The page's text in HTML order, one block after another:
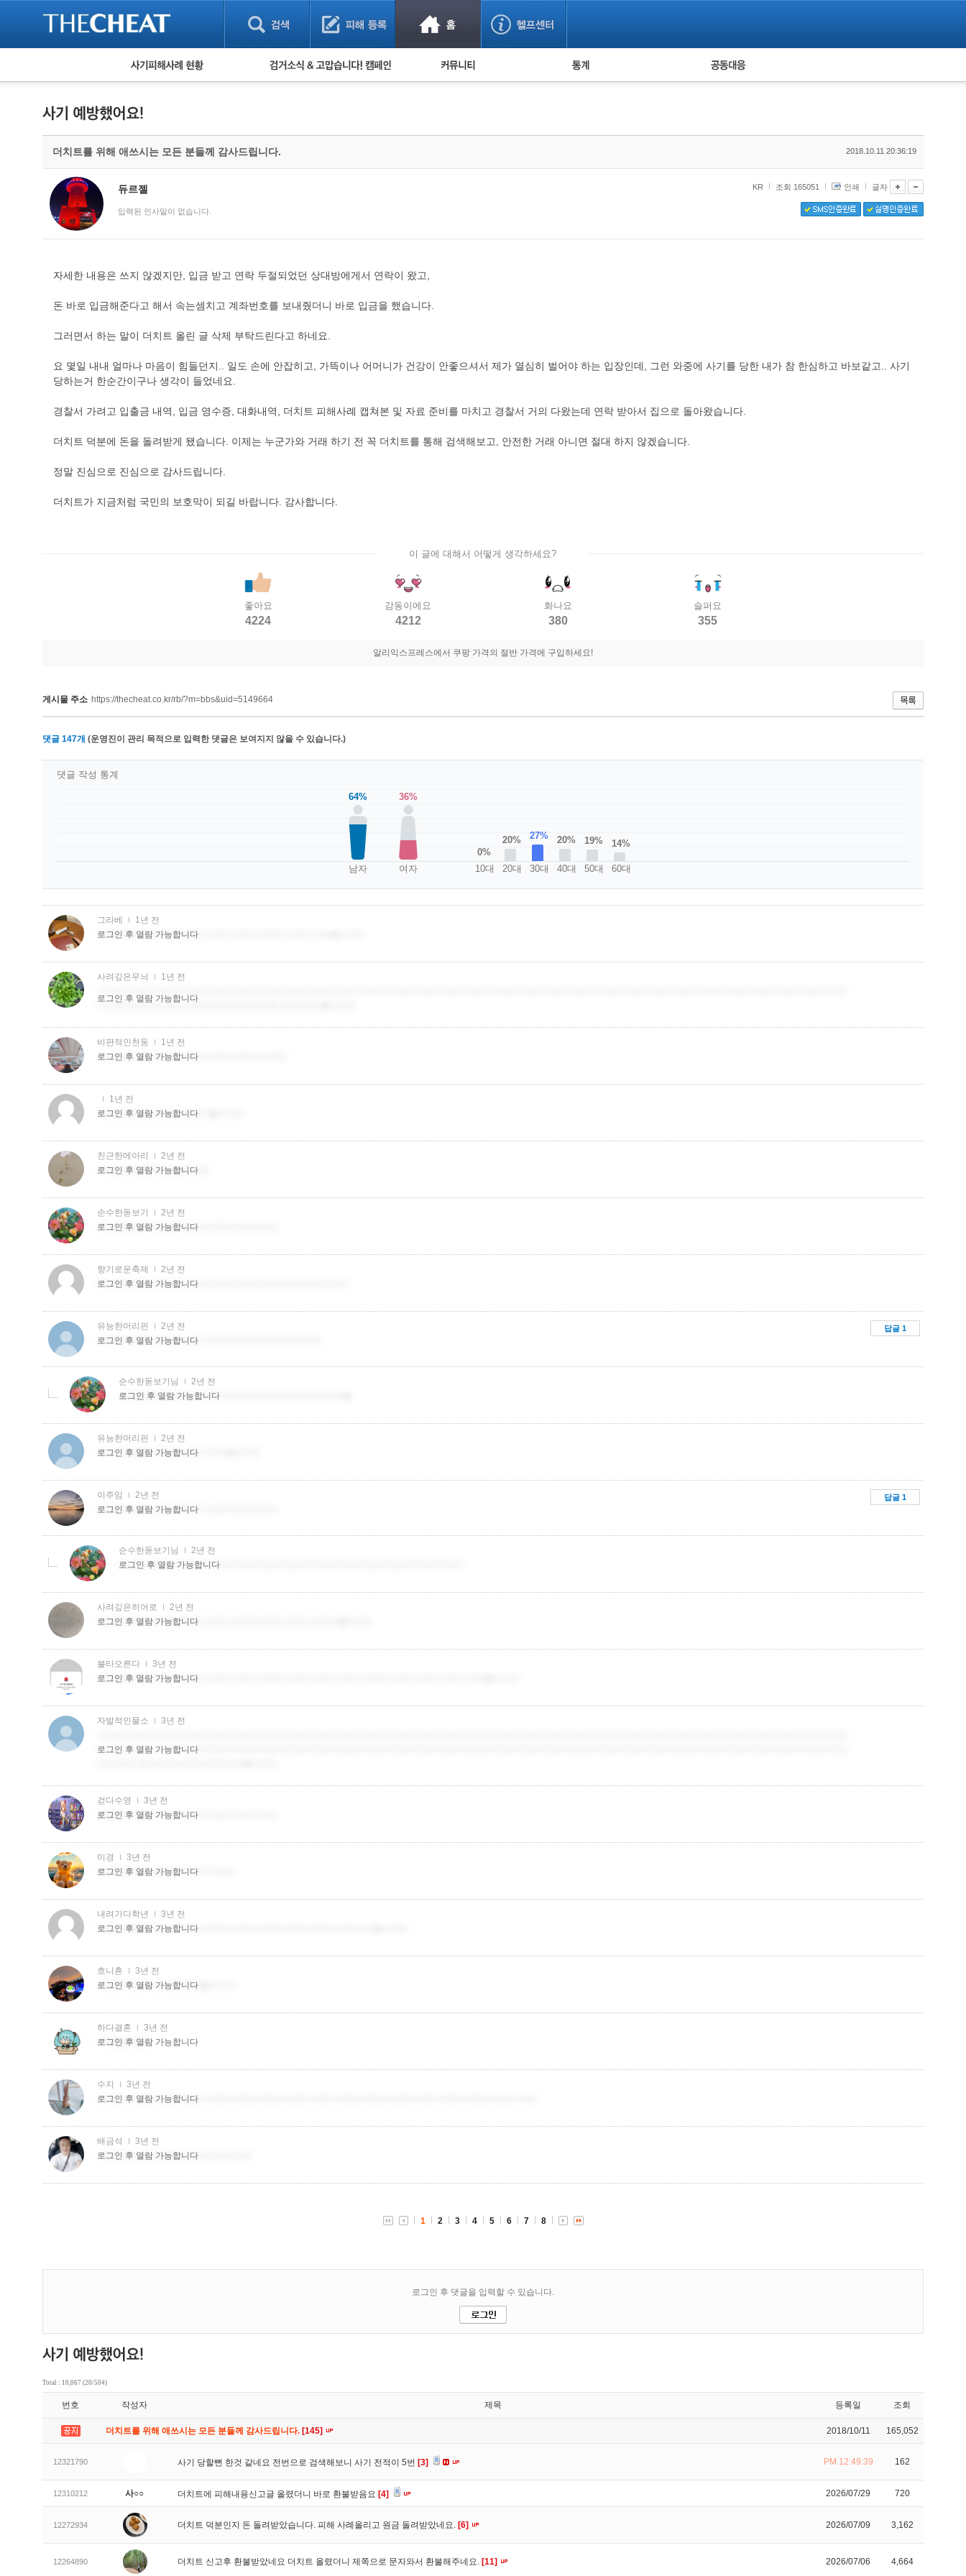
피해사례 현황
게임 · 비실물 피해사례
보이스피싱 피해사례
유해사이트 목록
비공개 피해사례
검거 소식 사기 예방했어요! 누적 피해사례 통계 피해자 공동대응
더치트를 위해 애쓰시는 모든 분들께 감사드립니다. 2018.10.11 20:36:19
듀르젤
입력된 인사말이 없습니다.
KR 조회 165051 인쇄 글자
자세한 내용은 쓰지 않겠지만, 입금 받고 연락 두절되었던 상대방에게서 연락이 왔고,
돈 바로 입금해준다고 해서 속는셈치고 계좌번호를 보내줬더니 바로 입금을 했습니다.
그러면서 하는 말이 더치트 올린 글 삭제 부탁드린다고 하네요.
요 몇일 내내 얼마나 마음이 힘들던지.. 일도 손에 안잡히고, 가뜩이나 어머니가 건강이 안좋으셔서 제가 열심히 벌어야 하는 입장인데, 그런 와중에 사기를 당한 내가 참 한심하고 바보같고.. 사기
당하는거 한순간이구나 생각이 들었네요.
경찰서 가려고 입출금 내역, 입금 영수증, 대화내역, 더치트 피해사례 캡쳐본 및 자료 준비를 마치고 경찰서 거의 다왔는데 연락 받아서 집으로 돌아왔습니다.
더치트 덕분에 돈을 돌려받게 됐습니다. 이제는 누군가와 거래 하기 전 꼭 더치트를 통해 검색해보고, 안전한 거래 아니면 절대 하지 않겠습니다.
정말 진심으로 진심으로 감사드립니다.
더치트가 지금처럼 국민의 보호막이 되길 바랍니다. 감사합니다.
이 글에 대해서 어떻게 생각하세요?
좋아요
4224
감동이에요
4212
화나요
380
슬퍼요
355
알리익스프레스에서 쿠팡 가격의 절반 가격에 구입하세요!
게시물 주소 https://thecheat.co.kr/rb/?m=bbs&uid=5149664
댓글 147개 (운영진이 관리 목적으로 입력한 댓글은 보여지지 않을 수 있습니다.)
64%
남자
36%
여자
0%
10대
20%
20대
27%
30대
20%
40대
19%
50대
14%
60대
댓글 작성 통계
Total : 10,067 (20/504)
번호 작성자 제목 등록일 조회
더치트를 위해 애쓰시는 모든 분들께 감사드립니다. [145] 2018/10/11 165,052
12321790 사기 당할뻔 한것 같네요 전번으로 검색해보니 사기 전적이 5번 [3] PM 12:49:39 162
12310212 사○○ 더치트에 피해내용신고글 올렸더니 바로 환불받음요 [4] 2026/07/29 720
12272934 더치트 덕분인지 돈 돌려받았습니다. 피해 사례올리고 원금 돌려받았네요. [6] 2026/07/09 3,162
12264890 더치트 신고후 환불받았네요 더치트 올렸더니 제쪽으로 문자와서 환불해주네요. [11] 2026/07/06 4,664